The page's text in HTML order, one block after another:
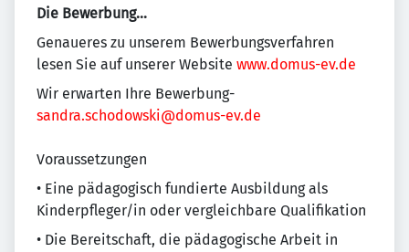
Die Bewerbung…
Genaueres zu unserem Bewerbungsverfahren
lesen Sie auf unserer Website www.domus-ev.de
Wir erwarten Ihre Bewerbung-
sandra.schodowski@domus-ev.de
Voraussetzungen
• Eine pädagogisch fundierte Ausbildung als
Kinderpfleger/in oder vergleichbare Qualifikation
• Die Bereitschaft, die pädagogische Arbeit in